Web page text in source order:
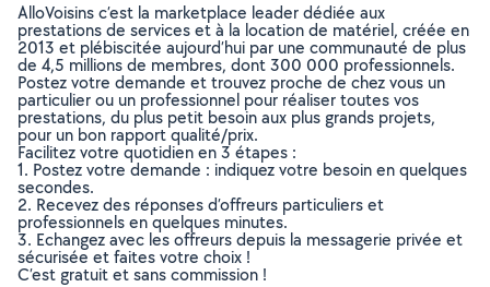
AlloVoisins c’est la marketplace leader dédiée aux
prestations de services et à la location de matériel, créée en
2013 et plébiscitée aujourd’hui par une communauté de plus
de 4,5 millions de membres, dont 300 000 professionnels.
Postez votre demande et trouvez proche de chez vous un
particulier ou un professionnel pour réaliser toutes vos
prestations, du plus petit besoin aux plus grands projets,
pour un bon rapport qualité/prix.
Facilitez votre quotidien en 3 étapes :
1. Postez votre demande : indiquez votre besoin en quelques
secondes.
2. Recevez des réponses d’offreurs particuliers et
professionnels en quelques minutes.
3. Echangez avec les offreurs depuis la messagerie privée et
sécurisée et faites votre choix !
C’est gratuit et sans commission !